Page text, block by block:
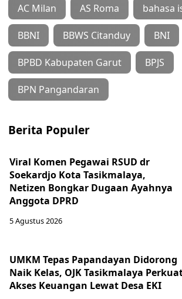
AC Milan AS Roma bahasa
BBNI BBWS Citanduy BNI
BPBD Kabupaten Garut BPJS
BPN Pangandaran
Berita Populer
Viral Komen Pegawai RSUD dr
Soekardjo Kota Tasikmalaya,
Netizen Bongkar Dugaan Ayahnya
Anggota DPRD
5 Agustus 2026
UMKM Tepas Papandayan Didorong
Naik Kelas, OJK Tasikmalaya
Akses Keuangan Lewat Desa EKI